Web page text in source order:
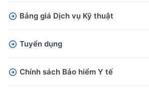
Bảng giá Dịch vụ Kỹ thuật
Tuyển dụng
Chính sách Bảo hiểm Y tế